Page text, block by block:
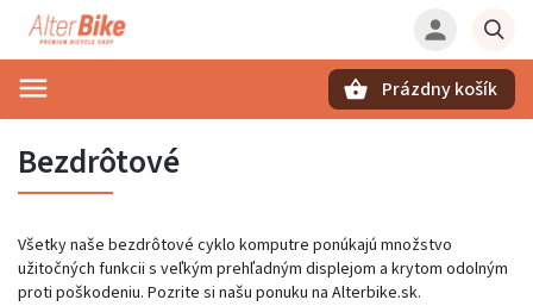
Prázdny košík
Bezdrôtové
Všetky naše bezdrôtové cyklo komputre ponúkajú množstvo
užitočných funkcii s veľkým prehľadným displejom a krytom odolným
proti poškodeniu. Pozrite si našu ponuku na Alterbike.sk.